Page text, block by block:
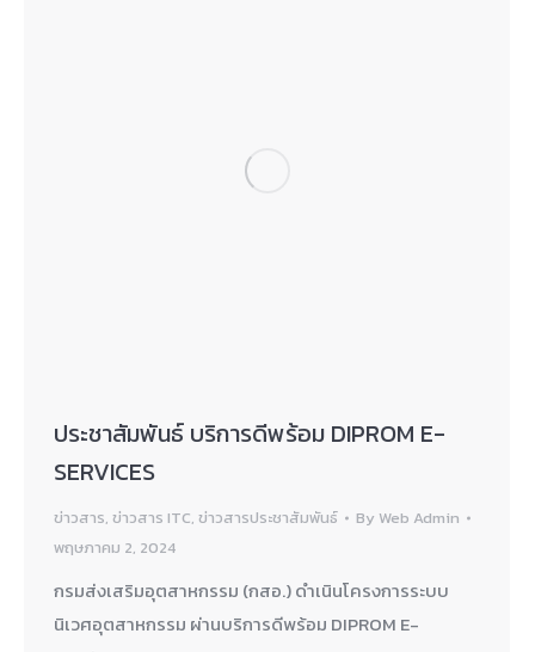
ประชาสัมพันธ์ บริการดีพร้อม DIPROM E-
SERVICES
ข่าวสาร, ข่าวสาร ITC, ข่าวสารประชาสัมพันธ์ By Web Admin
พฤษภาคม 2, 2024
กรมส่งเสริมอุตสาหกรรม (กสอ.) ดำเนินโครงการระบบ
นิเวศอุตสาหกรรม ผ่านบริการดีพร้อม DIPROM E-